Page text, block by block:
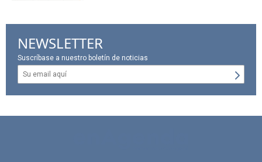
NEWSLETTER
Suscríbase a nuestro boletín de noticias